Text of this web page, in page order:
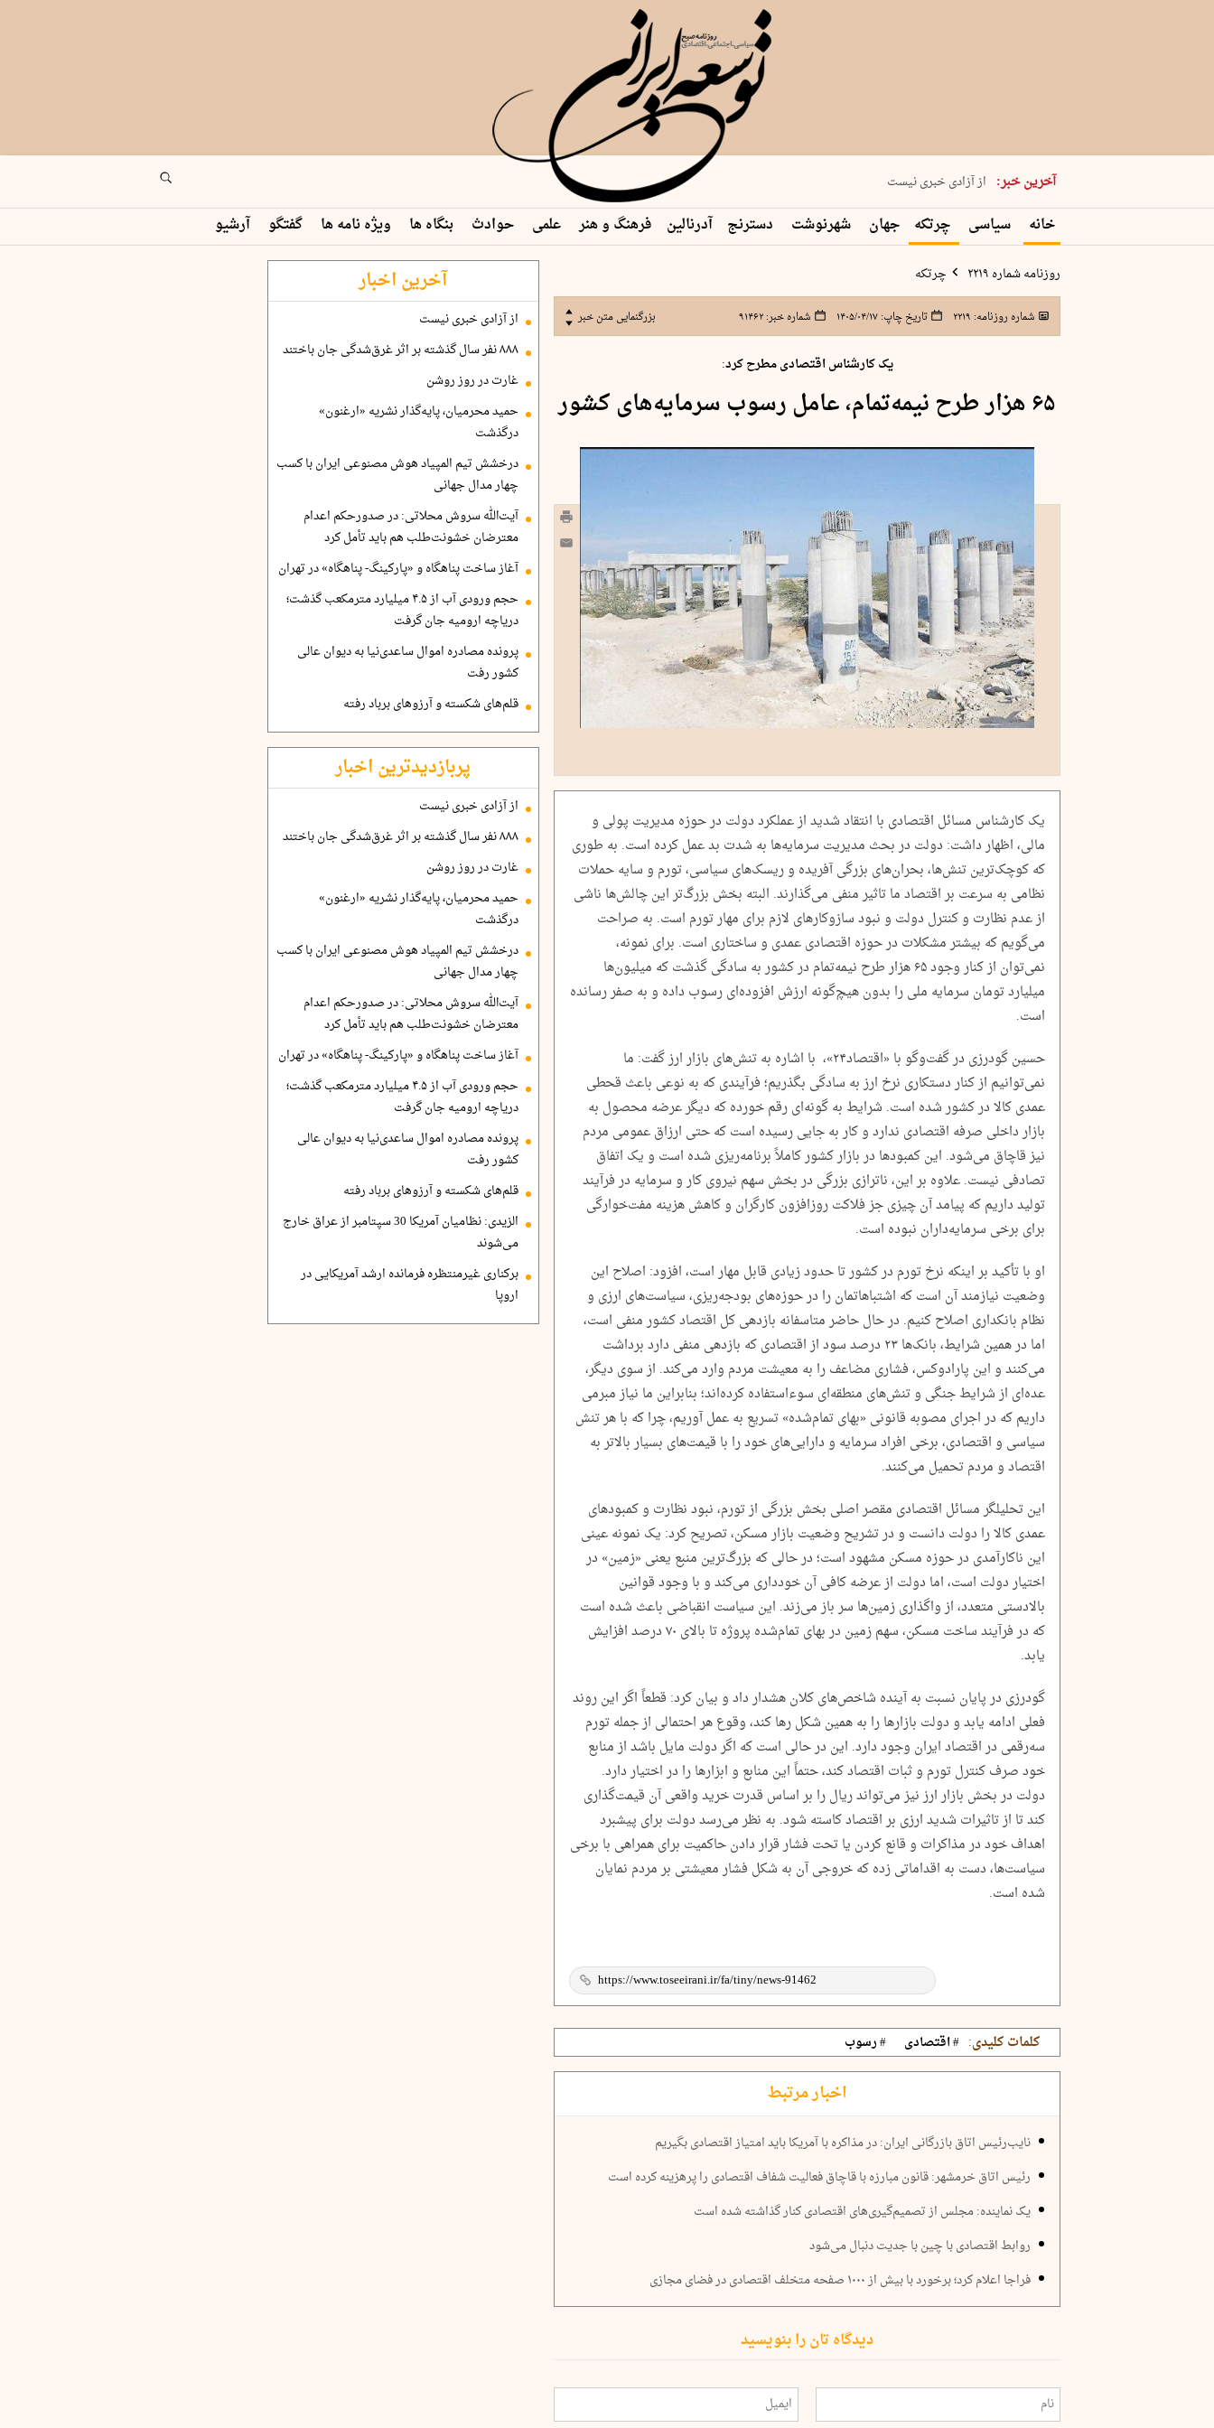
آخرین خبر:
یکشنبه 18 مرداد 1405 شماره 2245
از آزادی خبری نیست
۸۸۸ نفر سال گذشته بر اثر غرق‌شدگی جان …
غارت در روز روشن
حمید محرمیان، پایه‌گذار نشریه…
خانه سیاسی چرتکه جهان شهرنوشت دسترنج آدرنالین فرهنگ و هنر علمی حوادث بنگاه ها ویژه نامه ها گفتگو آرشیو
روزنامه شماره ۲۲۱۹ چرتکه
شماره روزنامه: ۲۲۱۹ تاریخ چاپ:۱۴۰۵/۰۴/۱۷ شماره خبر:۹۱۴۶۲ بزرگنمایی متن خبر
یک کارشناس اقتصادی مطرح کرد:
۶۵ هزار طرح نیمه‌تمام، عامل رسوب سرمایه‌‌های کشور
یک کارشناس مسائل اقتصادی با انتقاد شدید از عملکرد دولت در حوزه مدیریت پولی و
مالی، اظهار داشت: دولت در بحث مدیریت سرمایه‌ها به شدت بد عمل کرده است. به طوری
که کوچک‌ترین تنش‌ها، بحران‌های بزرگی آفریده و ریسک‌های سیاسی، تورم و سایه حملات
نظامی به سرعت بر اقتصاد ما تاثیر منفی می‌گذارند. البته بخش بزرگ‌تر این چالش‌ها ناشی
از عدم نظارت و کنترل دولت و نبود سازوکار‌های لازم برای مهار تورم است. به صراحت
می‌گویم که بیشتر مشکلات در حوزه اقتصادی عمدی و ساختاری است. برای نمونه،
نمی‌توان از کنار وجود ۶۵ هزار طرح نیمه‌تمام در کشور به سادگی گذشت که میلیون‌ها
میلیارد تومان سرمایه ملی را بدون هیچ‌گونه ارزش افزوده‌ای رسوب داده و به صفر رسانده
است.
حسین گودرزی در گفت‌وگو با «اقتصاد۲۴»، با اشاره به تنش‌های بازار ارز گفت: ما
نمی‌توانیم از کنار دستکاری نرخ ارز به سادگی بگذریم؛ فرآیندی که به نوعی باعث قحطی
عمدی کالا در کشور شده است. شرایط به گونه‌ای رقم خورده که دیگر عرضه محصول به
بازار داخلی صرفه اقتصادی ندارد و کار به جایی رسیده است که حتی ارزاق عمومی مردم
نیز قاچاق می‌شود. این کمبود‌ها در بازار کشور کاملاً برنامه‌ریزی شده است و یک اتفاق
تصادفی نیست. علاوه بر این، ناترازی بزرگی در بخش سهم نیروی کار و سرمایه در فرآیند
تولید داریم که پیامد آن چیزی جز فلاکت روزافزون کارگران و کاهش هزینه مفت‌خوارگی
برای برخی سرمایه‌داران نبوده است.
او با تأکید بر اینکه نرخ تورم در کشور تا حدود زیادی قابل مهار است، افزود: اصلاح این
وضعیت نیازمند آن است که اشتباهاتمان را در حوزه‌های بودجه‌ریزی، سیاست‌های ارزی و
نظام بانکداری اصلاح کنیم. در حال حاضر متاسفانه بازدهی کل اقتصاد کشور منفی است،
اما در همین شرایط، بانک‌ها ۲۳ درصد سود از اقتصادی که بازدهی منفی دارد برداشت
می‌کنند و این پارادوکس، فشاری مضاعف را به معیشت مردم وارد می‌کند. از سوی دیگر،
عده‌ای از شرایط جنگی و تنش‌های منطقه‌ای سوءاستفاده کرده‌اند؛ بنابراین ما نیاز مبرمی
داریم که در اجرای مصوبه قانونی «بهای تمام‌شده» تسریع به عمل آوریم، چرا که با هر تنش
سیاسی و اقتصادی، برخی افراد سرمایه و دارایی‌های خود را با قیمت‌های بسیار بالاتر به
اقتصاد و مردم تحمیل می‌کنند.
این تحلیلگر مسائل اقتصادی مقصر اصلی بخش بزرگی از تورم، نبود نظارت و کمبود‌های
عمدی کالا را دولت دانست و در تشریح وضعیت بازار مسکن، تصریح کرد: یک نمونه عینی
این ناکارآمدی در حوزه مسکن مشهود است؛ در حالی که بزرگ‌ترین منبع یعنی «زمین» در
اختیار دولت است، اما دولت از عرضه کافی آن خودداری می‌کند و با وجود قوانین
بالادستی متعدد، از واگذاری زمین‌ها سر باز می‌زند. این سیاست انقباضی باعث شده است
که در فرآیند ساخت مسکن، سهم زمین در بهای تمام‌شده پروژه تا بالای ۷۰ درصد افزایش
یابد.
گودرزی در پایان نسبت به آینده شاخص‌های کلان هشدار داد و بیان کرد: قطعاً اگر این روند
فعلی ادامه یابد و دولت بازار‌ها را به همین شکل رها کند، وقوع هر احتمالی از جمله تورم
سه‌رقمی در اقتصاد ایران وجود دارد. این در حالی است که اگر دولت مایل باشد از منابع
خود صرف کنترل تورم و ثبات اقتصاد کند، حتماً این منابع و ابزار‌ها را در اختیار دارد.
دولت در بخش بازار ارز نیز می‌تواند ریال را بر اساس قدرت خرید واقعی آن قیمت‌گذاری
کند تا از تاثیرات شدید ارزی بر اقتصاد کاسته شود. به نظر می‌رسد دولت برای پیشبرد
اهداف خود در مذاکرات و قانع کردن یا تحت فشار قرار دادن حاکمیت برای همراهی با برخی
سیاست‌ها، دست به اقداماتی زده که خروجی آن به شکل فشار معیشتی بر مردم نمایان
شده است.
کلمات کلیدی: # اقتصادی # رسوب
اخبار مرتبط
نایب‌رئیس اتاق بازرگانی ایران: در مذاکره با آمریکا باید امتیاز اقتصادی بگیریم
رئیس اتاق خرمشهر: قانون مبارزه با قاچاق فعالیت شفاف اقتصادی را پرهزینه کرده است
یک نماینده: مجلس از تصمیم‌گیری‌های اقتصادی کنار گذاشته شده است
روابط اقتصادی با چین با جدیت دنبال می‌شود
فراجا اعلام کرد؛ برخورد با بیش از ۱۰۰۰ صفحه متخلف اقتصادی در فضای مجازی
دیدگاه تان را بنویسید
آخرین اخبار
از آزادی خبری نیست
۸۸۸ نفر سال گذشته بر اثر غرق‌شدگی جان باختند
غارت در روز روشن
حمید محرمیان، پایه‌گذار نشریه «ارغنون»
درگذشت
درخشش تیم المپیاد هوش مصنوعی ایران با کسب
چهار مدال جهانی
آیت‌الله سروش محلاتی: در صدورحکم اعدام
معترضان خشونت‌طلب هم باید تأمل کرد
آغاز ساخت پناهگاه و «پارکینگ- پناهگاه» در تهران
حجم ورودی آب از ۴.۵ میلیارد مترمکعب گذشت؛
دریاچه ارومیه جان گرفت
پرونده مصادره اموال ساعدی‌نیا به دیوان عالی
کشور رفت
قلم‌های شکسته و آرزوهای برباد رفته
پربازدیدترین اخبار
از آزادی خبری نیست
۸۸۸ نفر سال گذشته بر اثر غرق‌شدگی جان باختند
غارت در روز روشن
حمید محرمیان، پایه‌گذار نشریه «ارغنون»
درگذشت
درخشش تیم المپیاد هوش مصنوعی ایران با کسب
چهار مدال جهانی
آیت‌الله سروش محلاتی: در صدورحکم اعدام
معترضان خشونت‌طلب هم باید تأمل کرد
آغاز ساخت پناهگاه و «پارکینگ- پناهگاه» در تهران
حجم ورودی آب از ۴.۵ میلیارد مترمکعب گذشت؛
دریاچه ارومیه جان گرفت
پرونده مصادره اموال ساعدی‌نیا به دیوان عالی
کشور رفت
قلم‌های شکسته و آرزوهای برباد رفته
الزیدی: نظامیان آمریکا 30 سپتامبر از عراق خارج
می‌شوند
برکناری غیرمنتظره فرمانده ارشد آمریکایی در
اروپا